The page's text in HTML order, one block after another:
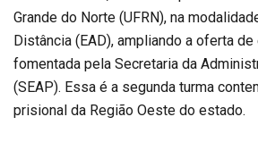
Grande do Norte (UFRN), na
Distância (EAD), ampliando a oferta
fomentada pela Secretaria da
(SEAP). Essa é a segunda turma
prisional da Região Oeste do estado.